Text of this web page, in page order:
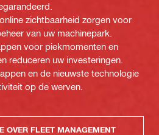
zichtbaarheid zorgen voor
van uw machinepark.
voor piekmomenten en
reduceren uw investeringen.
en de nieuwste technologie
op de werven.
OVER FLEET MANAGEMENT